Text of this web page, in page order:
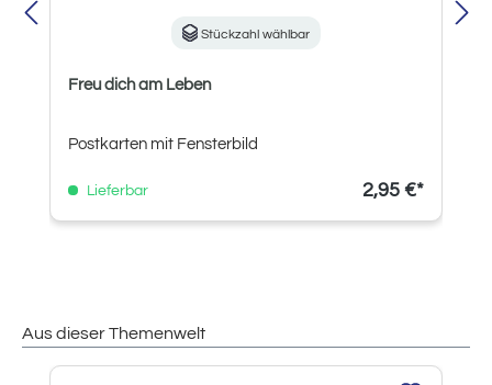
Stückzahl wählbar
Freu dich am Leben
Postkarten mit Fensterbild
Lieferbar 2,95 €*
Aus dieser Themenwelt
Produktgalerie überspringen